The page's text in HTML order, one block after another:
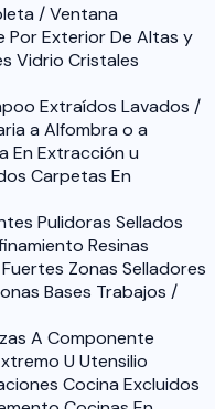
/ Ventana
Por Exterior De Altas y
Vidrio Cristales
Extraídos Lavados /
a Alfombra o a
En Extracción u
Carpetas En
Pulidoras Sellados
Resinas
Zonas Selladores
Bases Trabajos /
A Componente
U Utensilio
Cocina Excluidos